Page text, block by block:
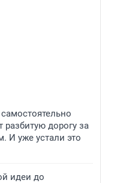
разбитую дорогу за
И уже устали это
идеи до